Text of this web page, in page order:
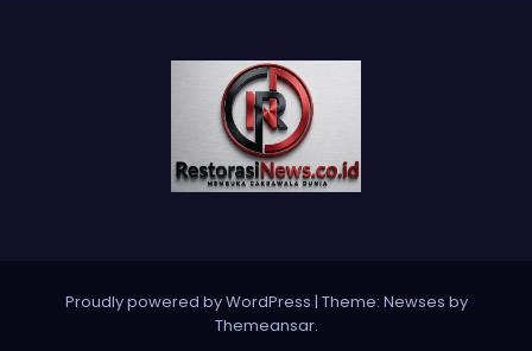
Proudly powered by WordPress | Theme: Newses by
Themeansar.